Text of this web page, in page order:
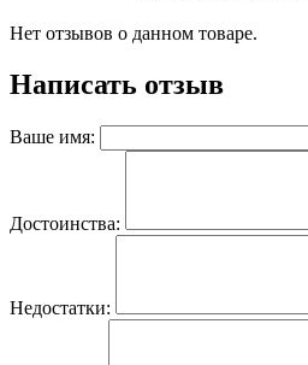
Нет отзывов о данном товаре.
Написать отзыв
Ваше имя:
Достоинства:
Недостатки: